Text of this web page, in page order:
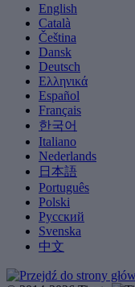
English
Català
Čeština
Dansk
Deutsch
Ελληνικά
Español
Français
한국어
Italiano
Nederlands
日本語
Português
Polski
Русский
Svenska
中文